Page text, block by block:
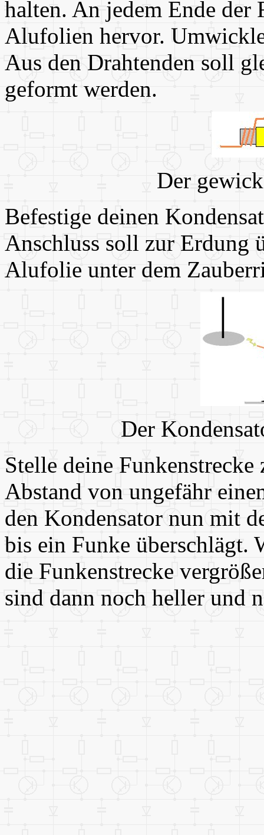
halten. An jedem Ende der
Alufolien hervor.
Aus den Drahtenden soll
geformt werden.
Der
Befestige deinen
Anschluss soll zur Erdung
Alufolie unter dem
Der
Stelle deine
Abstand von ungefähr
den Kondensator nun mit
bis ein Funke überschlägt.
die Funkenstrecke
sind dann noch heller und